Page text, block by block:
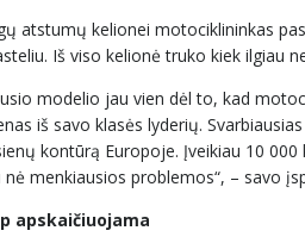
atstumų kelionei motociklininkas
Iš viso kelionė truko kiek ilgiau
modelio jau vien dėl to, kad
iš savo klasės lyderių.
kontūrą Europoje. Įveikiau 10
menkiausios problemos“, – savo
apskaičiuojama